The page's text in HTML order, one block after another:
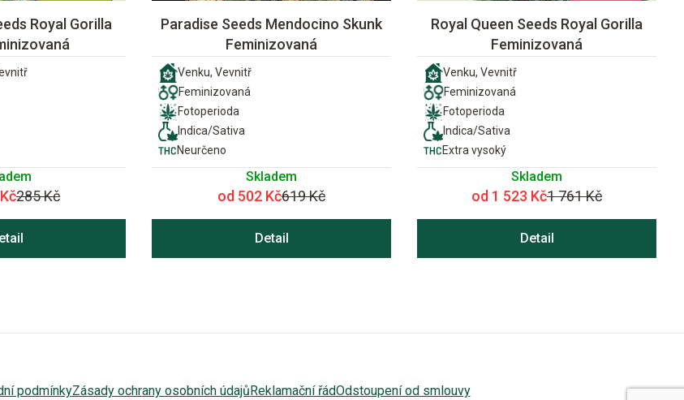
Royal Gorilla
285 Kč
Paradise Seeds Mendocino Skunk
Feminizovaná
Venku, Vevnitř
Feminizovaná
Fotoperioda
Indica/Sativa
Neurčeno
Skladem
od 502 Kč619 Kč
Detail
Royal Queen Seeds Royal Gorilla
Feminizovaná
Venku, Vevnitř
Feminizovaná
Fotoperioda
Indica/Sativa
Extra vysoký
Skladem
od 1 523 Kč1 761 Kč
Detail
podmínkyZásady ochrany osobních údajůReklamační řádOdstoupení od smlouvy